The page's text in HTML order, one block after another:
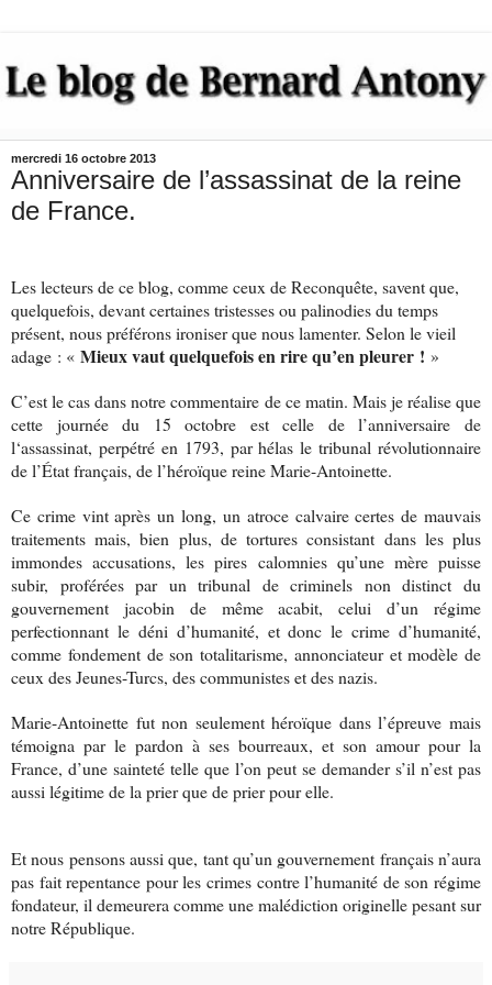
mercredi 16 octobre 2013
Anniversaire de l’assassinat de la reine
de France.
Les lecteurs de ce blog, comme ceux de Reconquête, savent que,
quelquefois, devant certaines tristesses ou palinodies du temps
présent, nous préférons ironiser que nous lamenter. Selon le vieil
adage : « Mieux vaut quelquefois en rire qu’en pleurer ! »
C’est le cas dans notre commentaire de ce matin. Mais je réalise que
cette journée du 15 octobre est celle de l’anniversaire de
l‘assassinat, perpétré en 1793, par hélas le tribunal révolutionnaire
de l’État français, de l’héroïque reine Marie-Antoinette.
Ce crime vint après un long, un atroce calvaire certes de mauvais
traitements mais, bien plus, de tortures consistant dans les plus
immondes accusations, les pires calomnies qu’une mère puisse
subir, proférées par un tribunal de criminels non distinct du
gouvernement jacobin de même acabit, celui d’un régime
perfectionnant le déni d’humanité, et donc le crime d’humanité,
comme fondement de son totalitarisme, annonciateur et modèle de
ceux des Jeunes-Turcs, des communistes et des nazis.
Marie-Antoinette fut non seulement héroïque dans l’épreuve mais
témoigna par le pardon à ses bourreaux, et son amour pour la
France, d’une sainteté telle que l’on peut se demander s’il n’est pas
aussi légitime de la prier que de prier pour elle.
Et nous pensons aussi que, tant qu’un gouvernement français n’aura
pas fait repentance pour les crimes contre l’humanité de son régime
fondateur, il demeurera comme une malédiction originelle pesant sur
notre République.